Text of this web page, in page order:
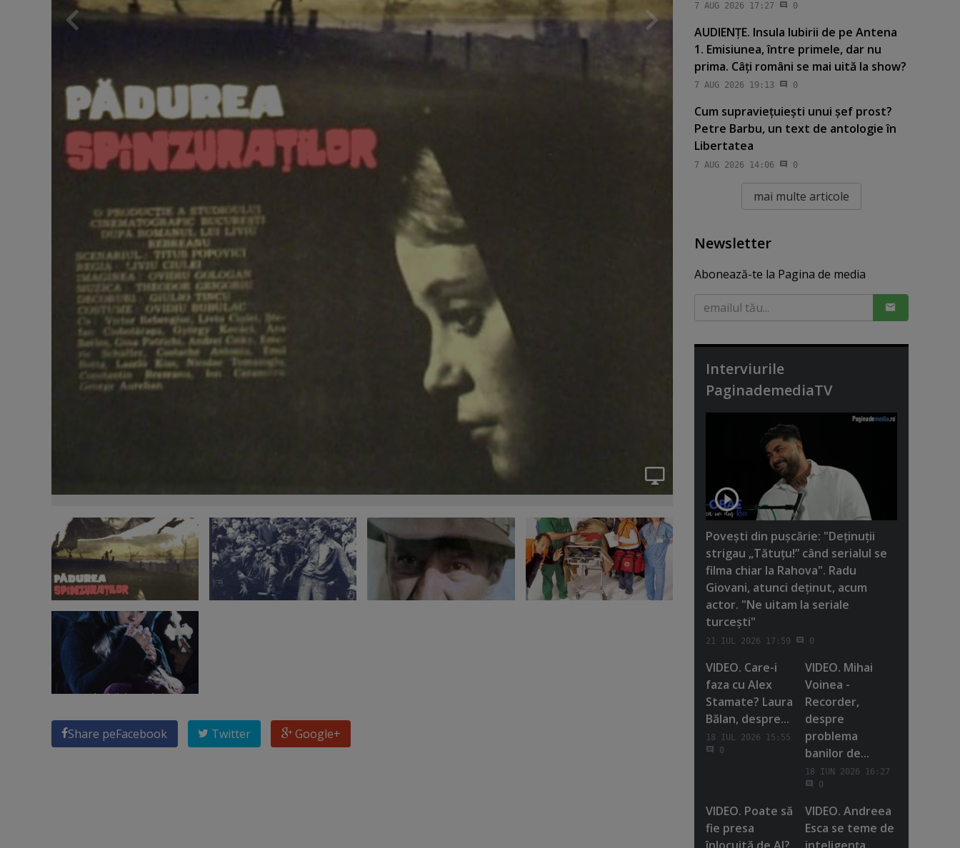
Share peFacebook Twitter Google+
7 AUG 2026 17:27 0
AUDIENŢE. Insula Iubirii de pe Antena
1. Emisiunea, între primele, dar nu
prima. Câţi români se mai uită la show?
7 AUG 2026 19:13 0
Cum supravieţuieşti unui şef prost?
Petre Barbu, un text de antologie în
Libertatea
7 AUG 2026 14:06 0
mai multe articole
Newsletter
Abonează-te la Pagina de media
Interviurile
PaginademediaTV
Poveşti din puşcărie: "Deţinuţii
strigau „Tătuţu!” când serialul se
filma chiar la Rahova". Radu
Giovani, atunci deţinut, acum
actor. "Ne uitam la seriale
turceşti"
21 IUL 2026 17:59 0
VIDEO. Care-i
faza cu Alex
Stamate? Laura
Bălan, despre...
18 IUL 2026 15:55
0
VIDEO. Mihai
Voinea -
Recorder,
despre
problema
banilor de...
18 IUN 2026 16:27
0
VIDEO. Poate să
fie presa
VIDEO. Andreea
Esca se teme de